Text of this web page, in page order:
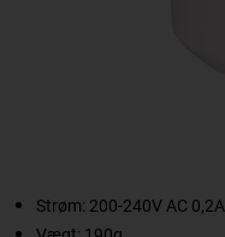
Strøm: 200-240V AC 0,2A